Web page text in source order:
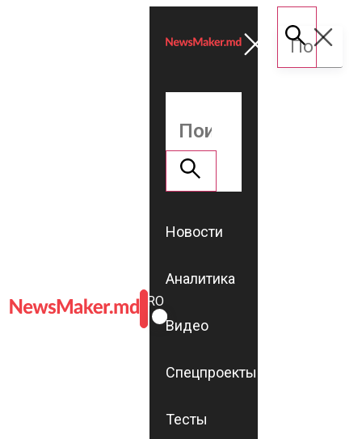
ROMÂNĂ
RU
Новости
Аналитика
Видео
Спецпроекты
Тесты